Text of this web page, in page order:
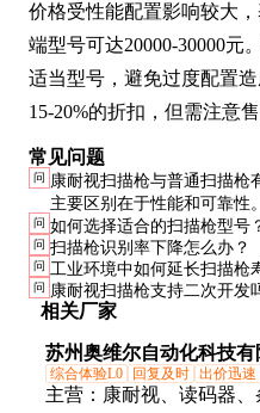
价格受性能配置影响较大
端型号可达20000-30000元
适当型号，避免过度配置
15-20%的折扣，但需注意
常见问题
问 康耐视扫描枪与普通扫描枪
主要区别在于性能和可靠性
率更高、环境适应性更强，
格低但性能有限，适合商业
问 如何选择适合的扫描枪型号
问 扫描枪识别率下降怎么办？
问 工业环境中如何延长扫描枪
问 康耐视扫描枪支持二次开发
相关厂家
苏州奥维尔自动化科技有
综合体验L0 回复及时 出价迅速
主营： 康耐视、读码器